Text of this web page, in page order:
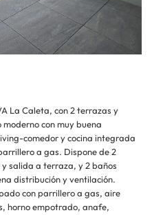
La Caleta, con 2 terrazas y
con muy buena
comedor y cocina integrada
a gas. Dispone de 2
salida a terraza, y 2 baños
distribución y ventilación.
con parrillero a gas, aire
horno empotrado, anafe,